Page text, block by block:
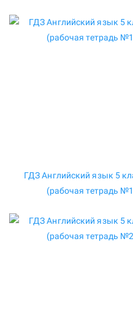
ГДЗ Английский язык 5
(рабочая тетрадь